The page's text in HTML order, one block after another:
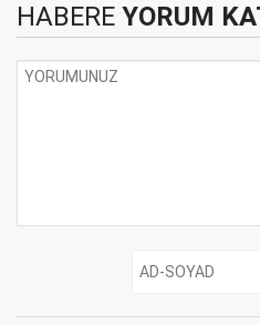
HABERE YORUM